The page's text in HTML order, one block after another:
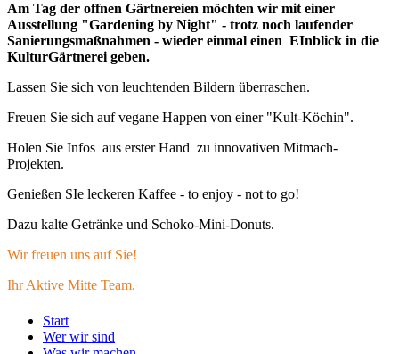
Am Tag der offnen Gärtnereien möchten wir mit einer
Ausstellung "Gardening by Night" - trotz noch laufender
Sanierungsmaßnahmen - wieder einmal einen EInblick in die
KulturGärtnerei geben.
Lassen Sie sich von leuchtenden Bildern überraschen.
Freuen Sie sich auf vegane Happen von einer "Kult-Köchin".
Holen Sie Infos aus erster Hand zu innovativen Mitmach-
Projekten.
Genießen SIe leckeren Kaffee - to enjoy - not to go!
Dazu kalte Getränke und Schoko-Mini-Donuts.
Wir freuen uns auf Sie!
Ihr Aktive Mitte Team.
Start
Wer wir sind